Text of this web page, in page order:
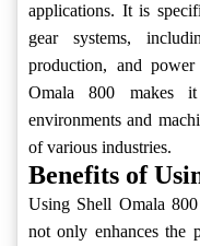
applications. It is
gear systems,
production, and
Omala 800 makes
environments and
of various industries.
Benefits of
Using Shell Omala
not only enhances the